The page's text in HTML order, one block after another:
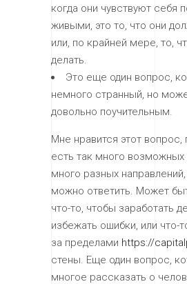
когда они чувствуют себя
живыми, это то, что они
или, по крайней мере, то,
делать.
Это еще один вопрос,
немного странный, но
довольно поучительным.
Мне нравится этот вопрос,
есть так много возможных
много разных
можно ответить. Может
что-то, чтобы заработать
избежать ошибки, или что-
за пределами https://
стены. Еще один вопрос,
многое рассказать о